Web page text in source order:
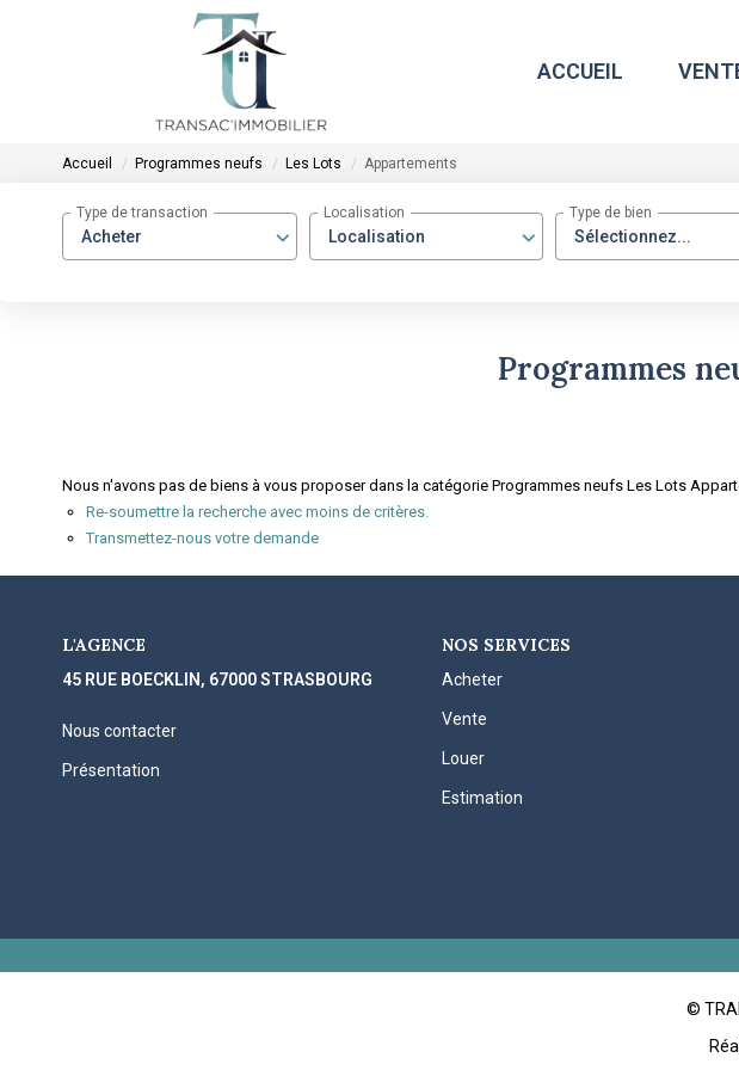
ACCUEIL
Accueil Programmes neufs Les Lots Appartements
Acheter
Type de transaction
Localisation
Localisation
Sélectionnez...
Type de bien
Programmes
Nous n'avons pas de biens à vous proposer dans la catégorie Programmes neufs Les Lots
Re-soumettre la recherche avec moins de critères.
Transmettez-nous votre demande
L'AGENCE
45 RUE BOECKLIN, 67000 STRASBOURG
Nous contacter
Présentation
NOS SERVICES
Acheter
Vente
Louer
Estimation
©